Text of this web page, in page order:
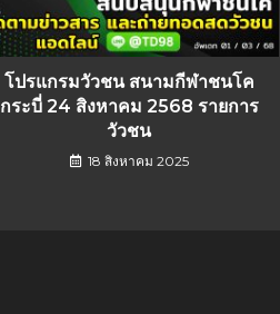
โปรแกรมวัวชน สนามกีฬาชนโค
กระบี่ 24 สิงหาคม 2568 รายการ
วัวชน
18 สิงหาคม 2025